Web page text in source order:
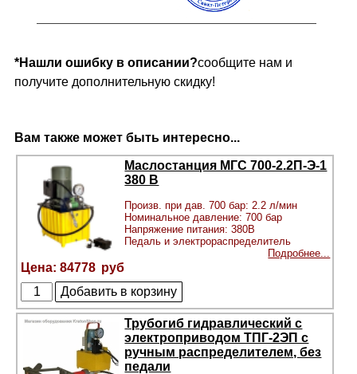
*Нашли ошибку в описании?сообщите нам и
получите дополнительную скидку!
Вам также может быть интересно...
Маслостанция МГС 700-2.2П-Э-1
380 В
Произв. при дав. 700 бар: 2.2 л/мин
Номинальное давление: 700 бар
Напряжение питания: 380В
Педаль и электрораспределитель
Подробнее...
84778
Трубогиб гидравлический с
электроприводом ТПГ-2ЭП с
ручным распределителем, без
педали